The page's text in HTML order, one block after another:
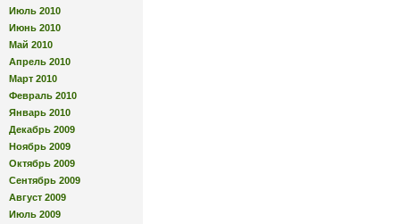
Июль 2010
Июнь 2010
Май 2010
Апрель 2010
Март 2010
Февраль 2010
Январь 2010
Декабрь 2009
Ноябрь 2009
Октябрь 2009
Сентябрь 2009
Август 2009
Июль 2009